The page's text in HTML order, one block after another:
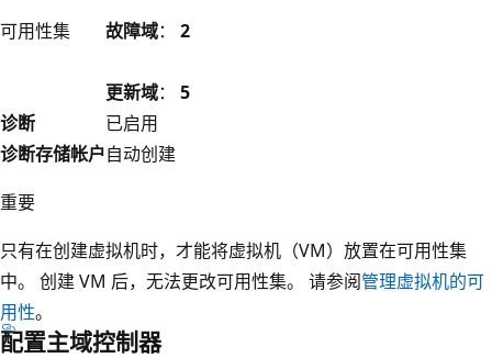
可用性集 故障域： 2
更新域： 5
诊断
已启用
诊断存储帐户自动创建
重要
只有在创建虚拟机时，才能将虚拟机（VM）放置在可用性集
中。 创建 VM 后，无法更改可用性集。 请参阅管理虚拟机的可
用性。
配置主域控制器